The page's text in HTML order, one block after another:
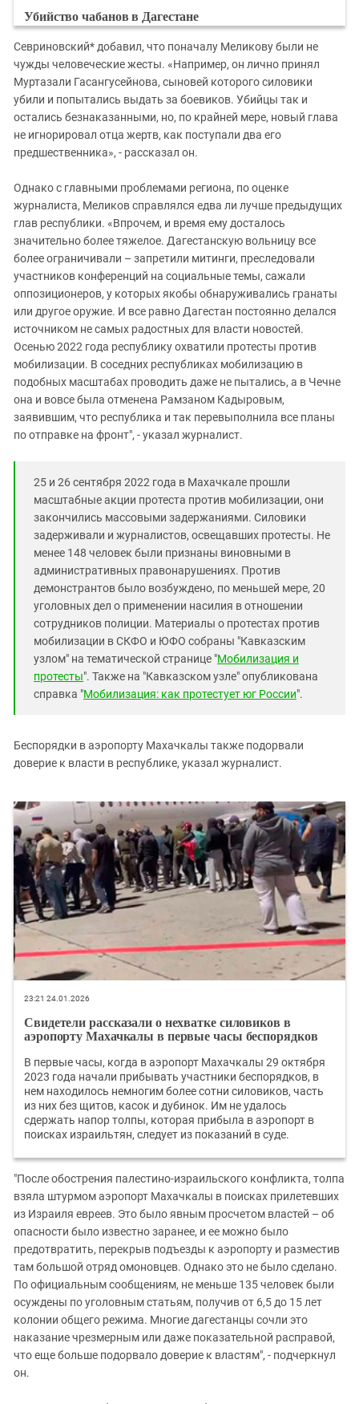
Убийство чабанов в Дагестане
Севриновский* добавил, что поначалу Меликову были не
чужды человеческие жесты. «Например, он лично принял
Муртазали Гасангусейнова, сыновей которого силовики
убили и попытались выдать за боевиков. Убийцы так и
остались безнаказанными, но, по крайней мере, новый глава
не игнорировал отца жертв, как поступали два его
предшественника», - рассказал он.
Однако с главными проблемами региона, по оценке
журналиста, Меликов справлялся едва ли лучше предыдущих
глав республики. «Впрочем, и время ему досталось
значительно более тяжелое. Дагестанскую вольницу все
более ограничивали – запретили митинги, преследовали
участников конференций на социальные темы, сажали
оппозиционеров, у которых якобы обнаруживались гранаты
или другое оружие. И все равно Дагестан постоянно делался
источником не самых радостных для власти новостей.
Осенью 2022 года республику охватили протесты против
мобилизации. В соседних республиках мобилизацию в
подобных масштабах проводить даже не пытались, а в Чечне
она и вовсе была отменена Рамзаном Кадыровым,
заявившим, что республика и так перевыполнила все планы
по отправке на фронт", - указал журналист.
25 и 26 сентября 2022 года в Махачкале прошли
масштабные акции протеста против мобилизации, они
закончились массовыми задержаниями. Силовики
задерживали и журналистов, освещавших протесты. Не
менее 148 человек были признаны виновными в
административных правонарушениях. Против
демонстрантов было возбуждено, по меньшей мере, 20
уголовных дел о применении насилия в отношении
сотрудников полиции. Материалы о протестах против
мобилизации в СКФО и ЮФО собраны "Кавказским
узлом" на тематической странице "Мобилизация и
протесты". Также на "Кавказском узле" опубликована
справка "Мобилизация: как протестует юг России".
Беспорядки в аэропорту Махачкалы также подорвали
доверие к власти в республике, указал журналист.
23:21 24.01.2026
Свидетели рассказали о нехватке силовиков в
аэропорту Махачкалы в первые часы беспорядков
В первые часы, когда в аэропорт Махачкалы 29 октября
2023 года начали прибывать участники беспорядков, в
нем находилось немногим более сотни силовиков, часть
из них без щитов, касок и дубинок. Им не удалось
сдержать напор толпы, которая прибыла в аэропорт в
поисках израильтян, следует из показаний в суде.
"После обострения палестино-израильского конфликта, толпа
взяла штурмом аэропорт Махачкалы в поисках прилетевших
из Израиля евреев. Это было явным просчетом властей – об
опасности было известно заранее, и ее можно было
предотвратить, перекрыв подъезды к аэропорту и разместив
там большой отряд омоновцев. Однако это не было сделано.
По официальным сообщениям, не меньше 135 человек были
осуждены по уголовным статьям, получив от 6,5 до 15 лет
колонии общего режима. Многие дагестанцы сочли это
наказание чрезмерным или даже показательной расправой,
что еще больше подорвало доверие к властям", - подчеркнул
он.